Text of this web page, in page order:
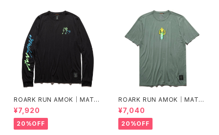
ROARK RUN AMOK｜MATHI
S LS col.BLACK FJORD
¥7,920
20%OFF
ROARK RUN AMOK｜MATHI
S CORE SS col.FOREST
¥7,040
20%OFF